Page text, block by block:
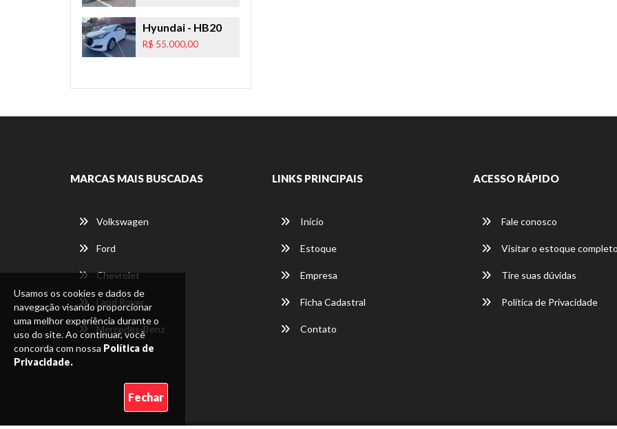
Usamos os cookies e dados de
navegação visando proporcionar
uma melhor experiência durante o
uso do site. Ao continuar, você
concorda com nossa Política de
Privacidade.
Fechar
Hyundai- HB20
R$ 55.000,00
MARCAS MAIS BUSCADAS
Volkswagen
Ford
Chevrolet
Land Rover
Mercedes-Benz
LINKS PRINCIPAIS
Início
Estoque
Empresa
Ficha Cadastral
Contato
ACESSO RÁPIDO
Fale conosco
Visitar o estoque
Tire suas dúvidas
Política de Privacidade